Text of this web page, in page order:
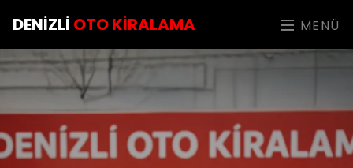
DENIZLI OTO KIRALAMA MENÜ